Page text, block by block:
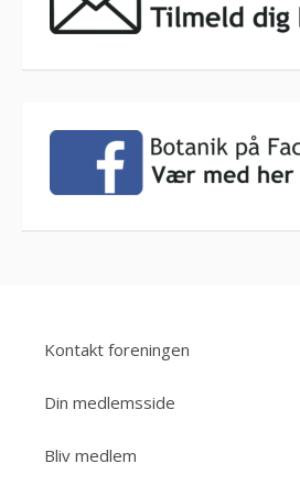
Kontakt foreningen
Din medlemsside
Bliv medlem